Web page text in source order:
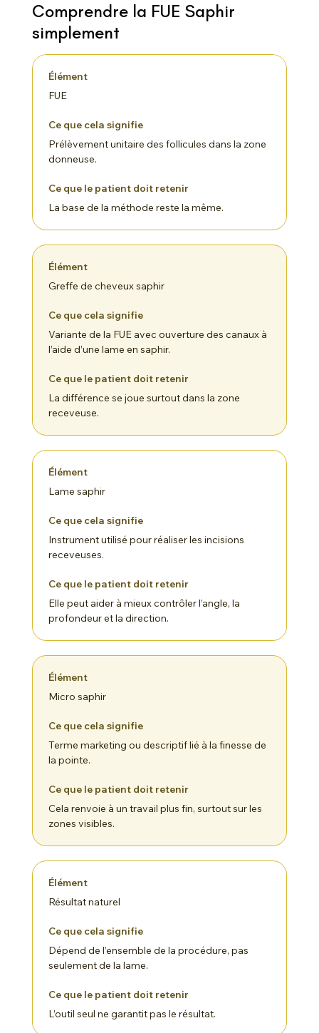
Comprendre la FUE Saphir
simplement
FUE
Prélèvement unitaire des follicules dans la zone
donneuse.
La base de la méthode reste la même.
Greffe de cheveux saphir
Variante de la FUE avec ouverture des canaux à
l’aide d’une lame en saphir.
La différence se joue surtout dans la zone
receveuse.
Lame saphir
Instrument utilisé pour réaliser les incisions
receveuses.
Elle peut aider à mieux contrôler l’angle, la
profondeur et la direction.
Micro saphir
Terme marketing ou descriptif lié à la finesse de
la pointe.
Cela renvoie à un travail plus fin, surtout sur les
zones visibles.
Résultat naturel
Dépend de l’ensemble de la procédure, pas
seulement de la lame.
L’outil seul ne garantit pas le résultat.